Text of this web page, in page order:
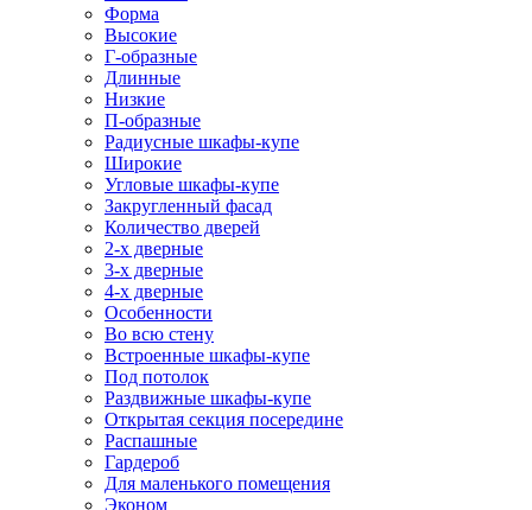
Форма
Высокие
Г-образные
Длинные
Низкие
П-образные
Радиусные шкафы-купе
Широкие
Угловые шкафы-купе
Закругленный фасад
Количество дверей
2-х дверные
3-х дверные
4-х дверные
Особенности
Во всю стену
Встроенные шкафы-купе
Под потолок
Раздвижные шкафы-купе
Открытая секция посередине
Распашные
Гардероб
Для маленького помещения
Эконом